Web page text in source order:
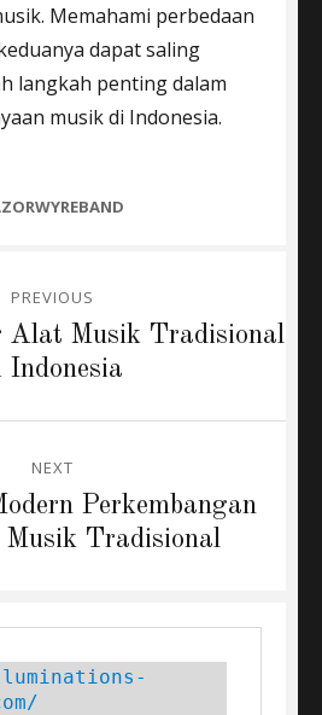
Memahami perbedaan
dapat saling
langkah penting dalam
musik di Indonesia.
PREVIOUS
Alat Musik Tradisional
Indonesia
NEXT
Perkembangan
Tradisional